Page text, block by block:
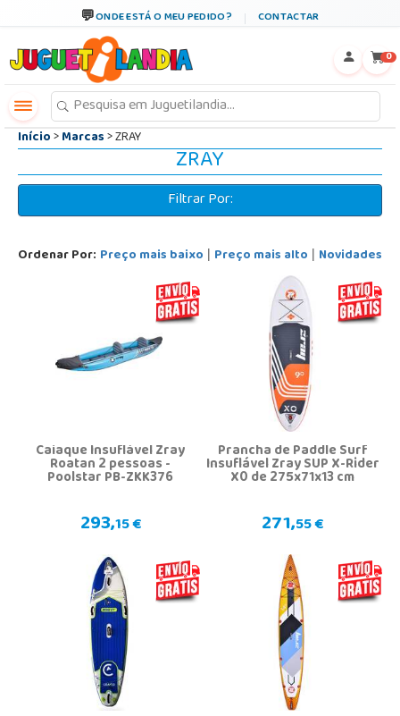
ONDE ESTÁ O MEU PEDIDO? CONTACTAR
0
Início>Marcas> ZRAY
ZRAY
Filtrar Por:
Ordenar Por: Preço mais baixo | Preço mais alto | Novidades
Caiaque Insuflável Zray
Roatan 2 pessoas -
Poolstar PB-ZKK376
293,15 €
Prancha de Paddle Surf
Insuflável Zray SUP X-Rider
X0 de 275x71x13 cm
271,55 €